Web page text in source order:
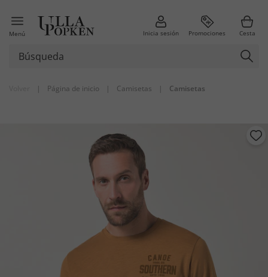
Menú Inicia sesión Promociones Cesta
| Página de inicio | Camisetas | Camisetas